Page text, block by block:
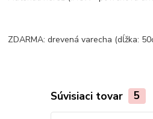
ZDARMA: drevená varecha (dĺžka:
Súvisiaci tovar 5